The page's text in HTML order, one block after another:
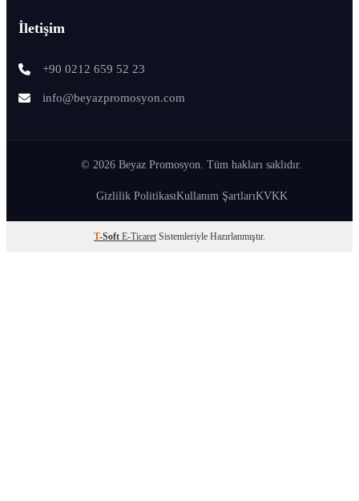
İletişim
+90 0212 659 52 23
info@beyazpromosyon.com
© 2026 Beyaz Promosyon. Tüm hakları saklıdır.
Gizlilik PolitikasıKullanım ŞartlarıKVKK
T-Soft E-Ticaret Sistemleriyle Hazırlanmıştır.